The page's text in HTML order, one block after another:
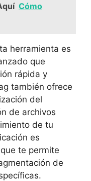
Cómo
herramienta es
que
rápida⁢ y
también ofrece
del
de archivos
​de tu
es
‍te⁢ permite
de